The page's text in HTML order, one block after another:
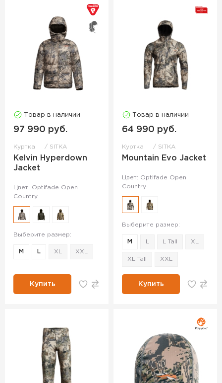
Товар в наличии
97 990 руб.
Куртка SITKA
Kelvin Hyperdown
Jacket
Цвет: Optifade Open
Country
Выберите размер:
M L XL XXL
Купить
Товар в наличии
64 990 руб.
Куртка SITKA
Mountain Evo Jacket
Цвет: Optifade Open
Country
Выберите размер:
M L Tall XL
XL Tall XXL
Купить